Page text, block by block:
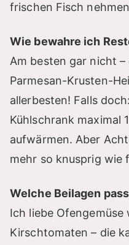
frischen Fisch
Wie bewahre ich
Am besten gar nicht
Parmesan-Krusten-
allerbesten! Falls
Kühlschrank maximal
aufwärmen. Aber
mehr so knusprig wie
Welche Beilagen
Ich liebe Ofengemüse
Kirschtomaten – die